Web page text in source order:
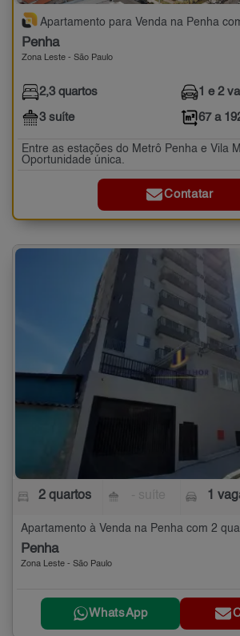
Apartamento para Venda na Penha com 2,3
Penha
Zona Leste - São Paulo
2,3 quartos
3 suíte
1 e 2
67 a
Entre as estações do Metrô Penha e Vila
Oportunidade única.
Contatar
2 quartos 1
Apartamento à Venda na Penha com 2
Penha
Zona Leste - São Paulo
WhatsApp